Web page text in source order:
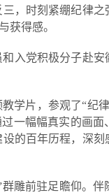
，时刻紧绷纪律
获得感。
入党积极分子赴
学片，参观了“纪
一幅幅真实的画
的百年历程，深
雕前驻足瞻仰。